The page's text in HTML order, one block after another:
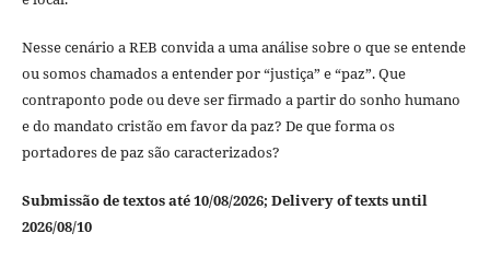
Nesse cenário a REB convida a uma análise sobre o que se entende
ou somos chamados a entender por “justiça” e “paz”. Que
contraponto pode ou deve ser firmado a partir do sonho humano
e do mandato cristão em favor da paz? De que forma os
portadores de paz são caracterizados?
Submissão de textos até10/08/2026; Delivery of texts until
2026/08/10